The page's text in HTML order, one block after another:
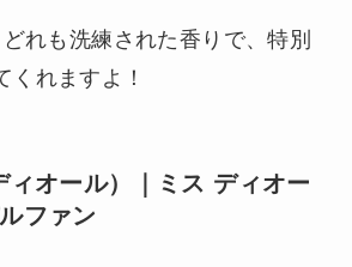
れも洗練された香りで、特別
くれますよ！
ィオール）｜ミス ディオー
ファン